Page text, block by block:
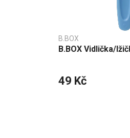
B.BOX
B.BOX Vidlička/
49 Kč